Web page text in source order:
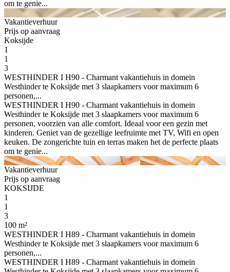
om te genie...
Vakantieverhuur
Prijs op aanvraag
Koksijde
1
1
3
WESTHINDER I H90 - Charmant vakantiehuis in domein
Westhinder te Koksijde met 3 slaapkamers voor maximum 6
personen,...
WESTHINDER I H90 - Charmant vakantiehuis in domein
Westhinder te Koksijde met 3 slaapkamers voor maximum 6
personen, voorzien van alle comfort. Ideaal voor een gezin met
kinderen. Geniet van de gezellige leefruimte met TV, Wifi en open
keuken. De zongerichte tuin en terras maken het de perfecte plaats
om te genie...
Vakantieverhuur
Prijs op aanvraag
KOKSIJDE
1
1
3
100 m²
WESTHINDER I H89 - Charmant vakantiehuis in domein
Westhinder te Koksijde met 3 slaapkamers voor maximum 6
personen,...
WESTHINDER I H89 - Charmant vakantiehuis in domein